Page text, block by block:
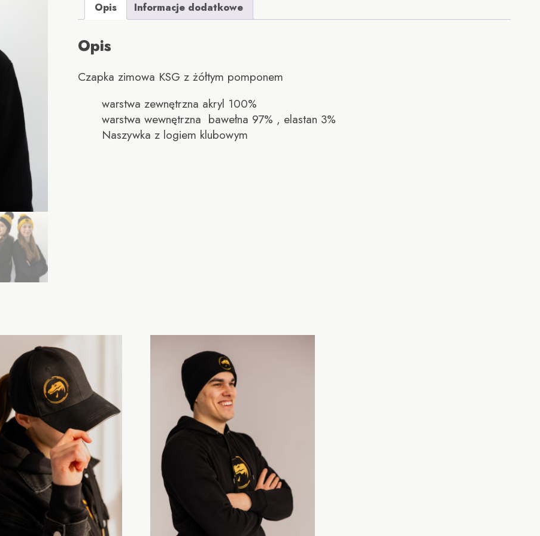
POMPON
Opis Informacje dodatkowe
Opis
Czapka zimowa KSG z żółtym pomponem
warstwa zewnętrzna akryl 100%
warstwa wewnętrzna bawełna 97% , elastan 3%
Naszywka z logiem klubowym